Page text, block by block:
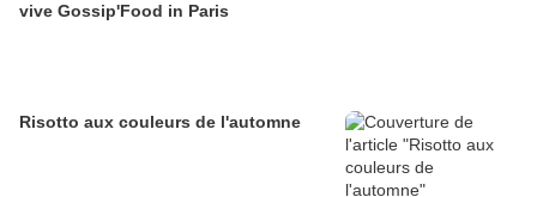
vive Gossip'Food in Paris
Risotto aux couleurs de l'automne